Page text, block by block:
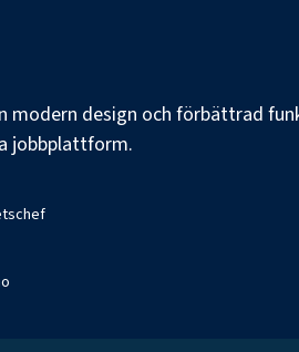
design och förbättrad
jobbplattform.